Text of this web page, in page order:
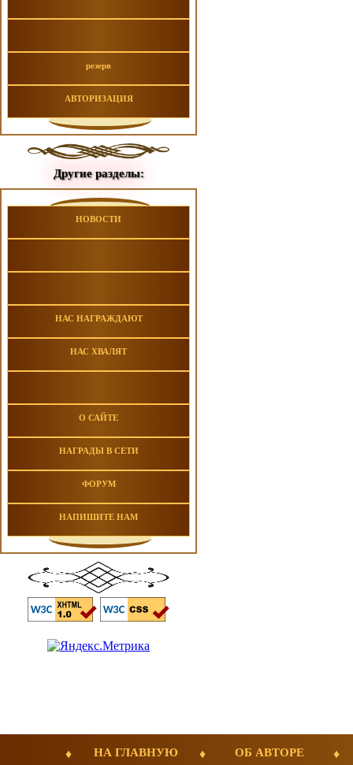
резерв
АВТОРИЗАЦИЯ
Другие разделы:
НОВОСТИ
НАС НАГРАЖДАЮТ
НАС ХВАЛЯТ
О САЙТЕ
НАГРАДЫ В СЕТИ
ФОРУМ
НАПИШИТЕ НАМ
НА ГЛАВНУЮ ОБ АВТОРЕ